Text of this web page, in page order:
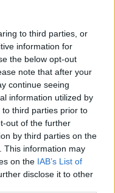
to third parties, or
information for
the below opt-out
note that after your
continue seeing
information utilized by
third parties prior to
out of the further
by third parties on the
This information may
on the IAB’s List of
disclose it to other
après, juste derrière
droite dans le parc de
en fin du point 1.